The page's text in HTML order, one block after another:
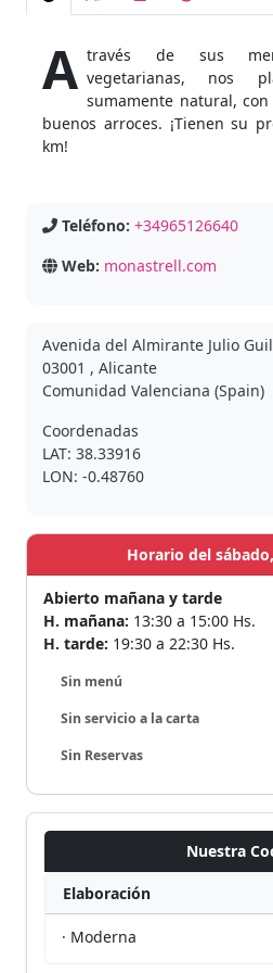
A través de sus
vegetarianas, nos
sumamente natural,
buenos arroces. ¡Tienen su
km!
Teléfono: +34965126640
Web: monastrell.com
Avenida del Almirante Julio
03001 , Alicante
Comunidad Valenciana (Spain)
Coordenadas
LAT: 38.33916
LON: -0.48760
Horario del
Abierto mañana y tarde
H. mañana: 13:30 a 15:00 Hs.
H. tarde: 19:30 a 22:30 Hs.
Sin menú
Sin servicio a la carta
Sin Reservas
Nuestra
Elaboración
· Moderna